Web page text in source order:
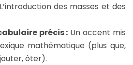
L’introduction des masses et des
précis : Un accent mis
mathématique (plus que,
ôter).